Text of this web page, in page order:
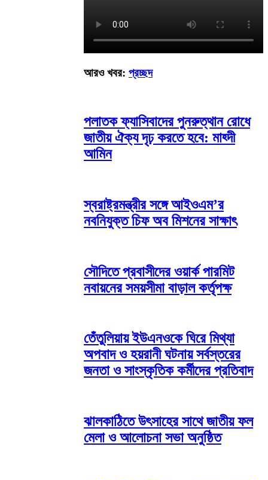
আরও খবর: প্রচ্ছদ
পলাতক ফ্যাসিবাদের পুনরুত্থান রোধে
জাতীয় ঐক্য দৃঢ় করতে হবে: মাহ্দী
আমিন
স্বরাষ্ট্রমন্ত্রীর সঙ্গে আইওএম’র
নবনিযুক্ত চিফ অব মিশনের সাক্ষাৎ
সৌদিতে প্রবাসীদের ওয়ার্ক পারমিট
নবায়নের সময়সীমা বাড়াল কর্তৃপক্ষ
তেঁতুলিয়ায় ইউএনওকে ঘিরে মিথ্যা
অপবাদ ও হয়রানী ঘটনায় সর্বস্তরের
জনতা ও সাংস্কৃতিক কর্মীদের প্রতিবাদ
ঝালকাঠিতে উৎসাহের সাথে জাতীয় ফল
মেলা ও আলোচনা সভা অনুষ্ঠিত